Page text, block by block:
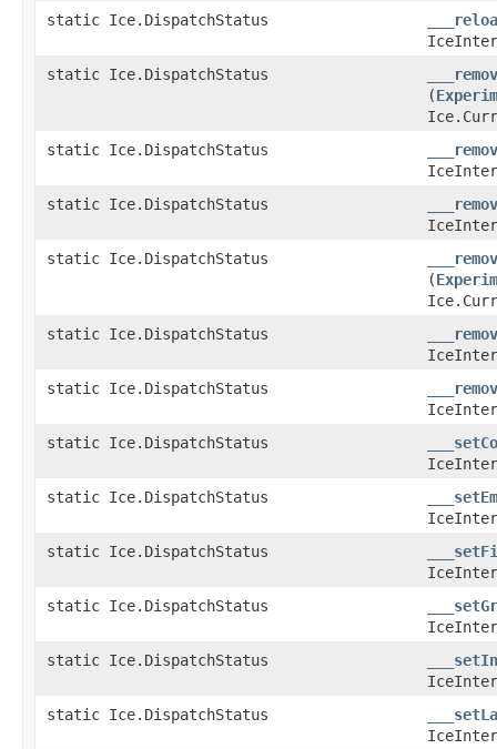
static Ice.DispatchStatus
static Ice.DispatchStatus
(
static Ice.DispatchStatus
static Ice.DispatchStatus
static Ice.DispatchStatus
(
static Ice.DispatchStatus
static Ice.DispatchStatus
static Ice.DispatchStatus
static Ice.DispatchStatus
static Ice.DispatchStatus
static Ice.DispatchStatus
static Ice.DispatchStatus
static Ice.DispatchStatus